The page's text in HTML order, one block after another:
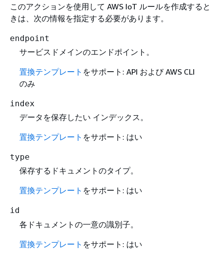
このアクションを使用して AWS IoT ルールを作成すると
きは、次の情報を指定する必要があります。
endpoint
サービスドメインのエンドポイント。
置換テンプレート をサポート: API および AWS CLI
のみ
index
データを保存したい インデックス。
置換テンプレート をサポート: はい
type
保存するドキュメントのタイプ。
置換テンプレート をサポート: はい
id
各ドキュメントの一意の識別子。
置換テンプレート をサポート: はい